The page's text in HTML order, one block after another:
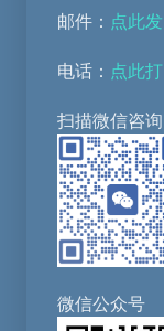
邮件： 点此
电话： 点此
扫描微信咨询
微信公众号